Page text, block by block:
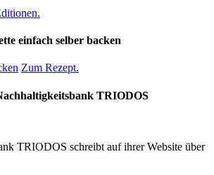
einfach selber backen
Zum Rezept.
TRIODOS
TRIODOS schreibt auf ihrer Website über